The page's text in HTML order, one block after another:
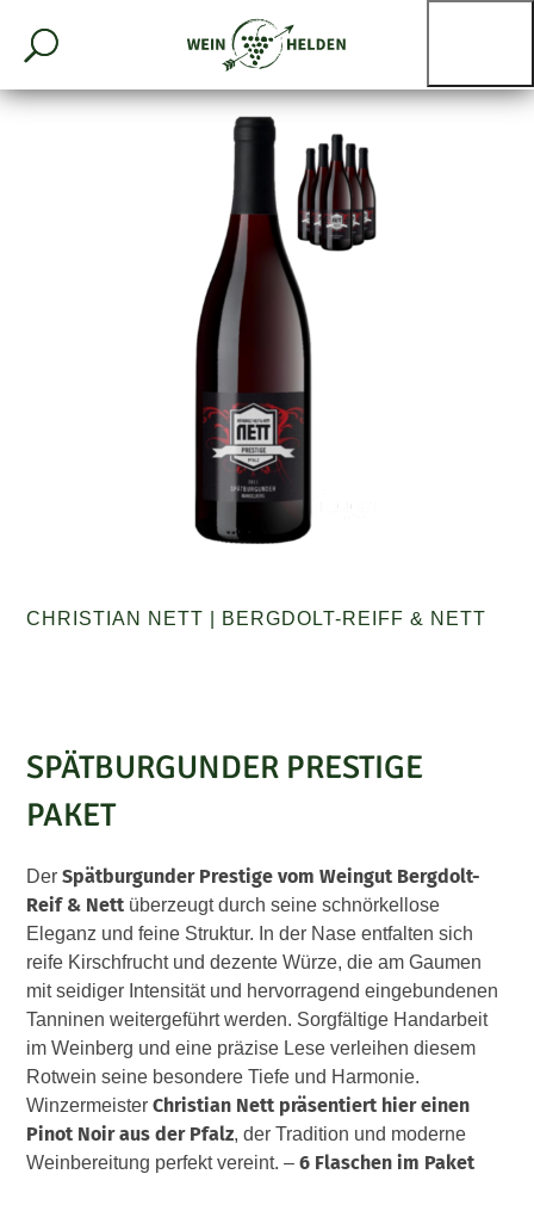
CHRISTIAN NETT BERGDOLT-REIFF & NETT
SPÄTBURGUNDER PRESTIGE
PAKET
Der Spätburgunder Prestige vom Weingut Bergdolt-
Reif & Nett überzeugt durch seine schnörkellose
Eleganz und feine Struktur. In der Nase entfalten sich
reife Kirschfrucht und dezente Würze, die am Gaumen
mit seidiger Intensität und hervorragend eingebundenen
Tanninen weitergeführt werden. Sorgfältige Handarbeit
im Weinberg und eine präzise Lese verleihen diesem
Rotwein seine besondere Tiefe und Harmonie.
WinzermeisterChristian Nett präsentiert hier einen
Pinot Noir aus der Pfalz, der Tradition und moderne
Weinbereitung perfekt vereint. –6 Flaschen im Paket